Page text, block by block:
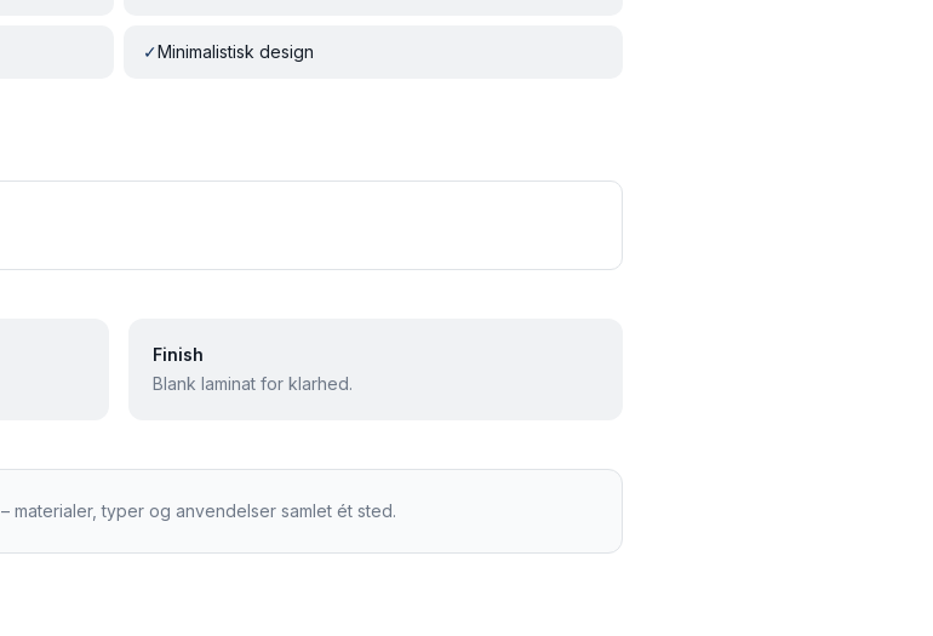
✓Minimalistisk design
Finish
Blank laminat for klarhed.
– materialer, typer og anvendelser samlet ét sted.